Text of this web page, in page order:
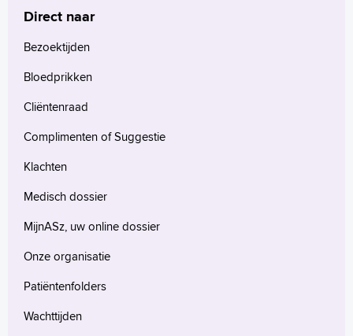
Direct naar
Bezoektijden
Bloedprikken
Cliëntenraad
Complimenten of Suggestie
Klachten
Medisch dossier
MijnASz, uw online dossier
Onze organisatie
Patiëntenfolders
Wachttijden